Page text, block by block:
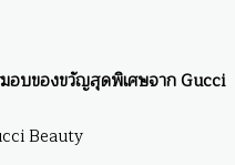
อบของขวัญสุดพิเศษจาก Gucci
Beauty